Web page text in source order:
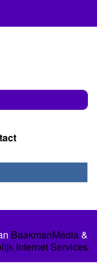
BaakmanMedia&
Internet Services